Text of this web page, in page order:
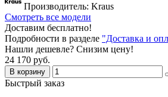
Производитель: Kraus
Смотреть все модели
Доставим бесплатно!
Подробности в разделе "Доставка и
Нашли дешевле? Снизим цену!
24 170 руб.
В корзину
Быстрый заказ